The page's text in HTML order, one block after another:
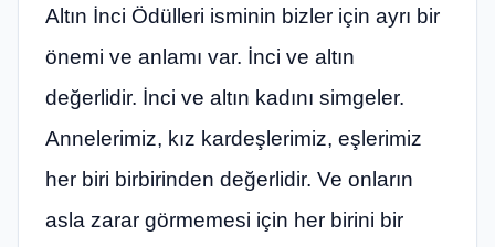
Altın İnci Ödülleri isminin bizler için ayrı bir
önemi ve anlamı var. İnci ve altın
değerlidir. İnci ve altın kadını simgeler.
Annelerimiz, kız kardeşlerimiz, eşlerimiz
her biri birbirinden değerlidir. Ve onların
asla zarar görmemesi için her birini bir